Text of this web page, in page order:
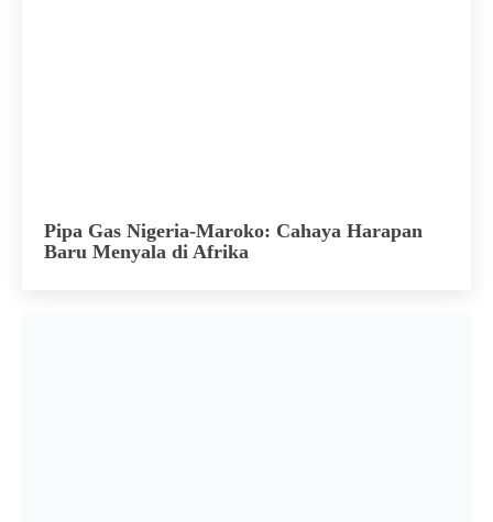
Pipa Gas Nigeria-Maroko: Cahaya Harapan
Baru Menyala di Afrika